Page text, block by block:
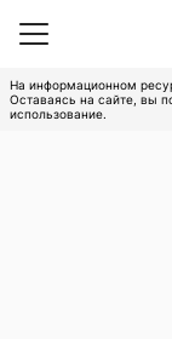
На информационном
Оставаясь на сайте, вы
использование.